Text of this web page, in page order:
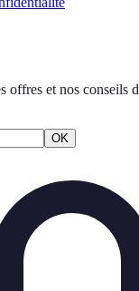
offres et nos conseils
OK